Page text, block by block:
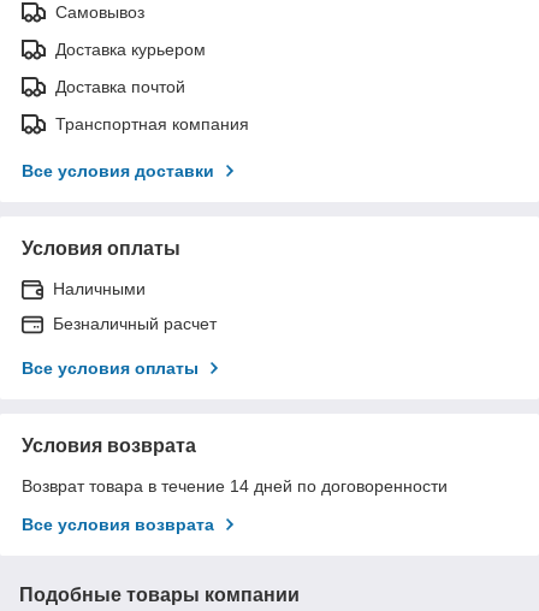
Самовывоз
Доставка курьером
Доставка почтой
Транспортная компания
Все условия доставки
Условия оплаты
Наличными
Безналичный расчет
Все условия оплаты
Условия возврата
Возврат товара в течение 14 дней по договоренности
Все условия возврата
Подобные товары компании